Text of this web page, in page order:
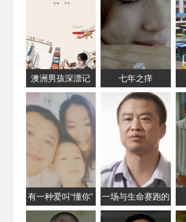
澳洲男孩深漂记 七年之痒
有一种爱叫“懂你”
一场与生命赛跑的
扑救